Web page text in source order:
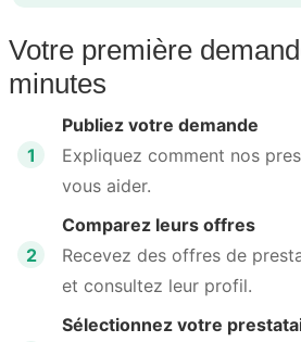
Votre première
minutes
1
Publiez votre demande
Expliquez comment nos
vous aider.
2
Comparez leurs offres
Recevez des offres de
et consultez leur profil.
Sélectionnez votre